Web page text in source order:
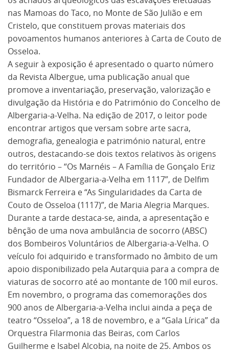
nas Mamoas do Taco, no Monte de São Julião e em
Cristelo, que constituem provas materiais dos
povoamentos humanos anteriores à Carta de Couto de
Osseloa.
A seguir à exposição é apresentado o quarto número
da Revista Albergue, uma publicação anual que
promove a inventariação, preservação, valorização e
divulgação da História e do Património do Concelho de
Albergaria-a-Velha. Na edição de 2017, o leitor pode
encontrar artigos que versam sobre arte sacra,
demografia, genealogia e património natural, entre
outros, destacando-se dois textos relativos às origens
do território – “Os Marnéis – A Família de Gonçalo Eriz
Fundador de Albergaria-a-Velha em 1117”, de Delfim
Bismarck Ferreira e “As Singularidades da Carta de
Couto de Osseloa (1117)”, de Maria Alegria Marques.
Durante a tarde destaca-se, ainda, a apresentação e
bênção de uma nova ambulância de socorro (ABSC)
dos Bombeiros Voluntários de Albergaria-a-Velha. O
veículo foi adquirido e transformado no âmbito de um
apoio disponibilizado pela Autarquia para a compra de
viaturas de socorro até ao montante de 100 mil euros.
Em novembro, o programa das comemorações dos
900 anos de Albergaria-a-Velha inclui ainda a peça de
teatro “Osseloa”, a 18 de novembro, e a “Gala Lírica” da
Orquestra Filarmonia das Beiras, com Carlos
Guilherme e Isabel Alcobia, na noite de 25. Ambos os